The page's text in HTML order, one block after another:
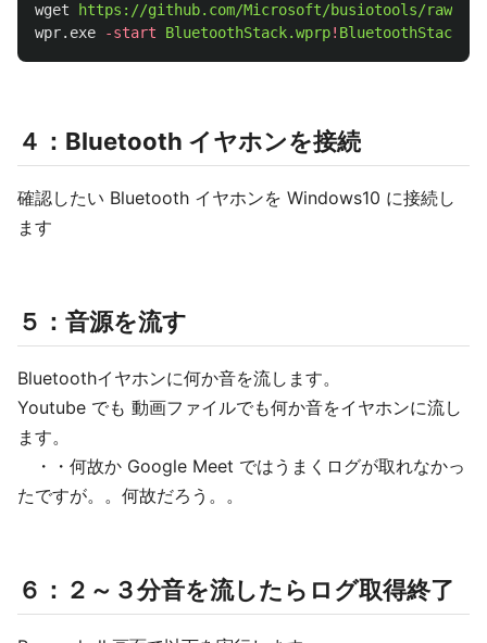
wget
https://github.com/Microsoft/busiotools/raw/
wpr.exe
-start BluetoothStack.wprp! BluetoothStack
４：Bluetooth イヤホンを接続
確認したい Bluetooth イヤホンを Windows10 に接続し
ます
５：音源を流す
Bluetoothイヤホンに何か音を流します。
Youtube でも 動画ファイルでも何か音をイヤホンに流し
ます。
・・何故か Google Meet ではうまくログが取れなかっ
たですが。。何故だろう。。
６：２～３分音を流したらログ取得終了